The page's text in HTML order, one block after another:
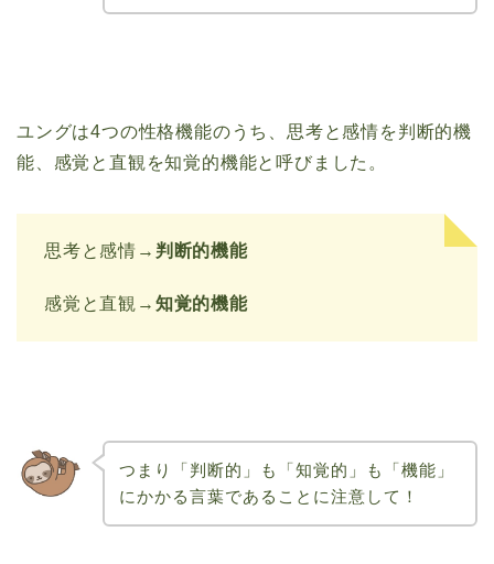
ユングは4つの性格機能のうち、思考と感情を判断的機
能、感覚と直観を知覚的機能と呼びました。
思考と感情→ 判断的機能
感覚と直観→ 知覚的機能
つまり「判断的」も「知覚的」も「機能」
にかかる言葉であることに注意して！